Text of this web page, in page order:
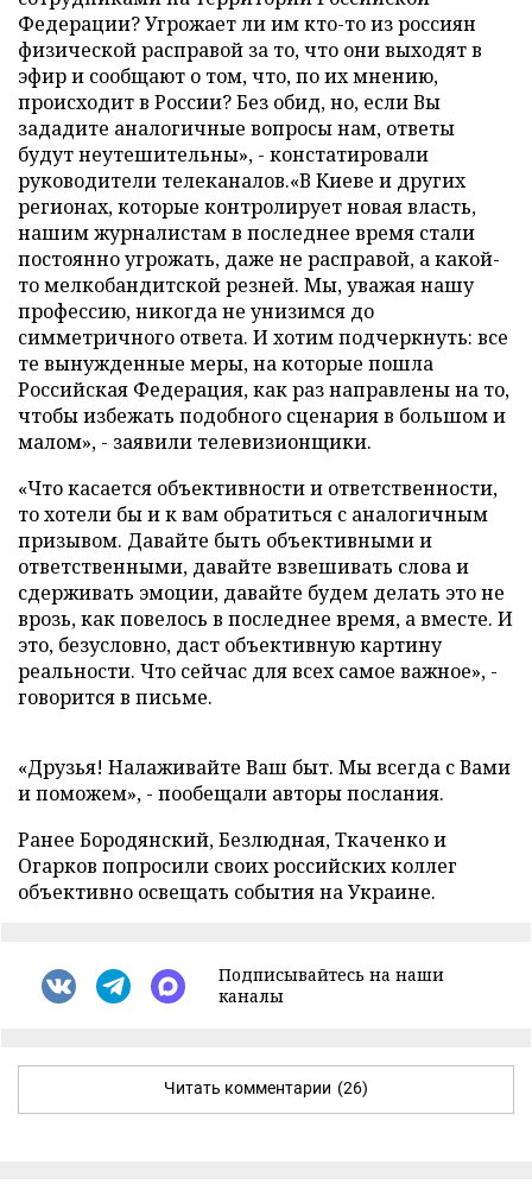
Федерации? Угрожает ли им кто-то из россиян
физической расправой за то, что они выходят в
эфир и сообщают о том, что, по их мнению,
происходит в России? Без обид, но, если Вы
зададите аналогичные вопросы нам, ответы
будут неутешительны», - констатировали
руководители телеканалов.«В Киеве и других
регионах, которые контролирует новая власть,
нашим журналистам в последнее время стали
постоянно угрожать, даже не расправой, а какой-
то мелкобандитской резней. Мы, уважая нашу
профессию, никогда не унизимся до
симметричного ответа. И хотим подчеркнуть: все
те вынужденные меры, на которые пошла
Российская Федерация, как раз направлены на то,
чтобы избежать подобного сценария в большом и
малом», - заявили телевизионщики.
«Что касается объективности и ответственности,
то хотели бы и к вам обратиться с аналогичным
призывом. Давайте быть объективными и
ответственными, давайте взвешивать слова и
сдерживать эмоции, давайте будем делать это не
врозь, как повелось в последнее время, а вместе. И
это, безусловно, даст объективную картину
реальности. Что сейчас для всех самое важное», -
говорится в письме.
«Друзья! Налаживайте Ваш быт. Мы всегда с Вами
и поможем», - пообещали авторы послания.
Ранее Бородянский, Безлюдная, Ткаченко и
Огарков попросили своих российских коллег
объективно освещать события на Украине.
Подписывайтесь на наши
каналы
Читать комментарии (26)